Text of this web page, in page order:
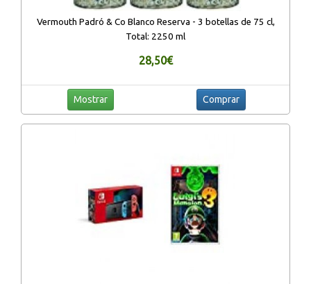
Vermouth Padró & Co Blanco Reserva - 3 botellas de 75 cl,
Total: 2250 ml
28,50€
Mostrar Comprar